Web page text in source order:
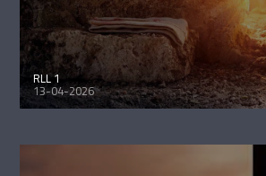
RLL 1
13-04-2026